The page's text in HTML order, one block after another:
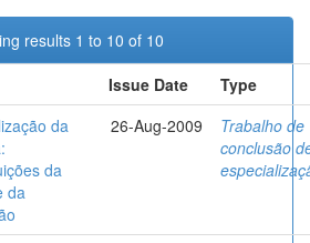
results 1 to 10 of 10
Issue Date
Type
da
da
da
26-Aug-2009
Trabalho de
conclusão